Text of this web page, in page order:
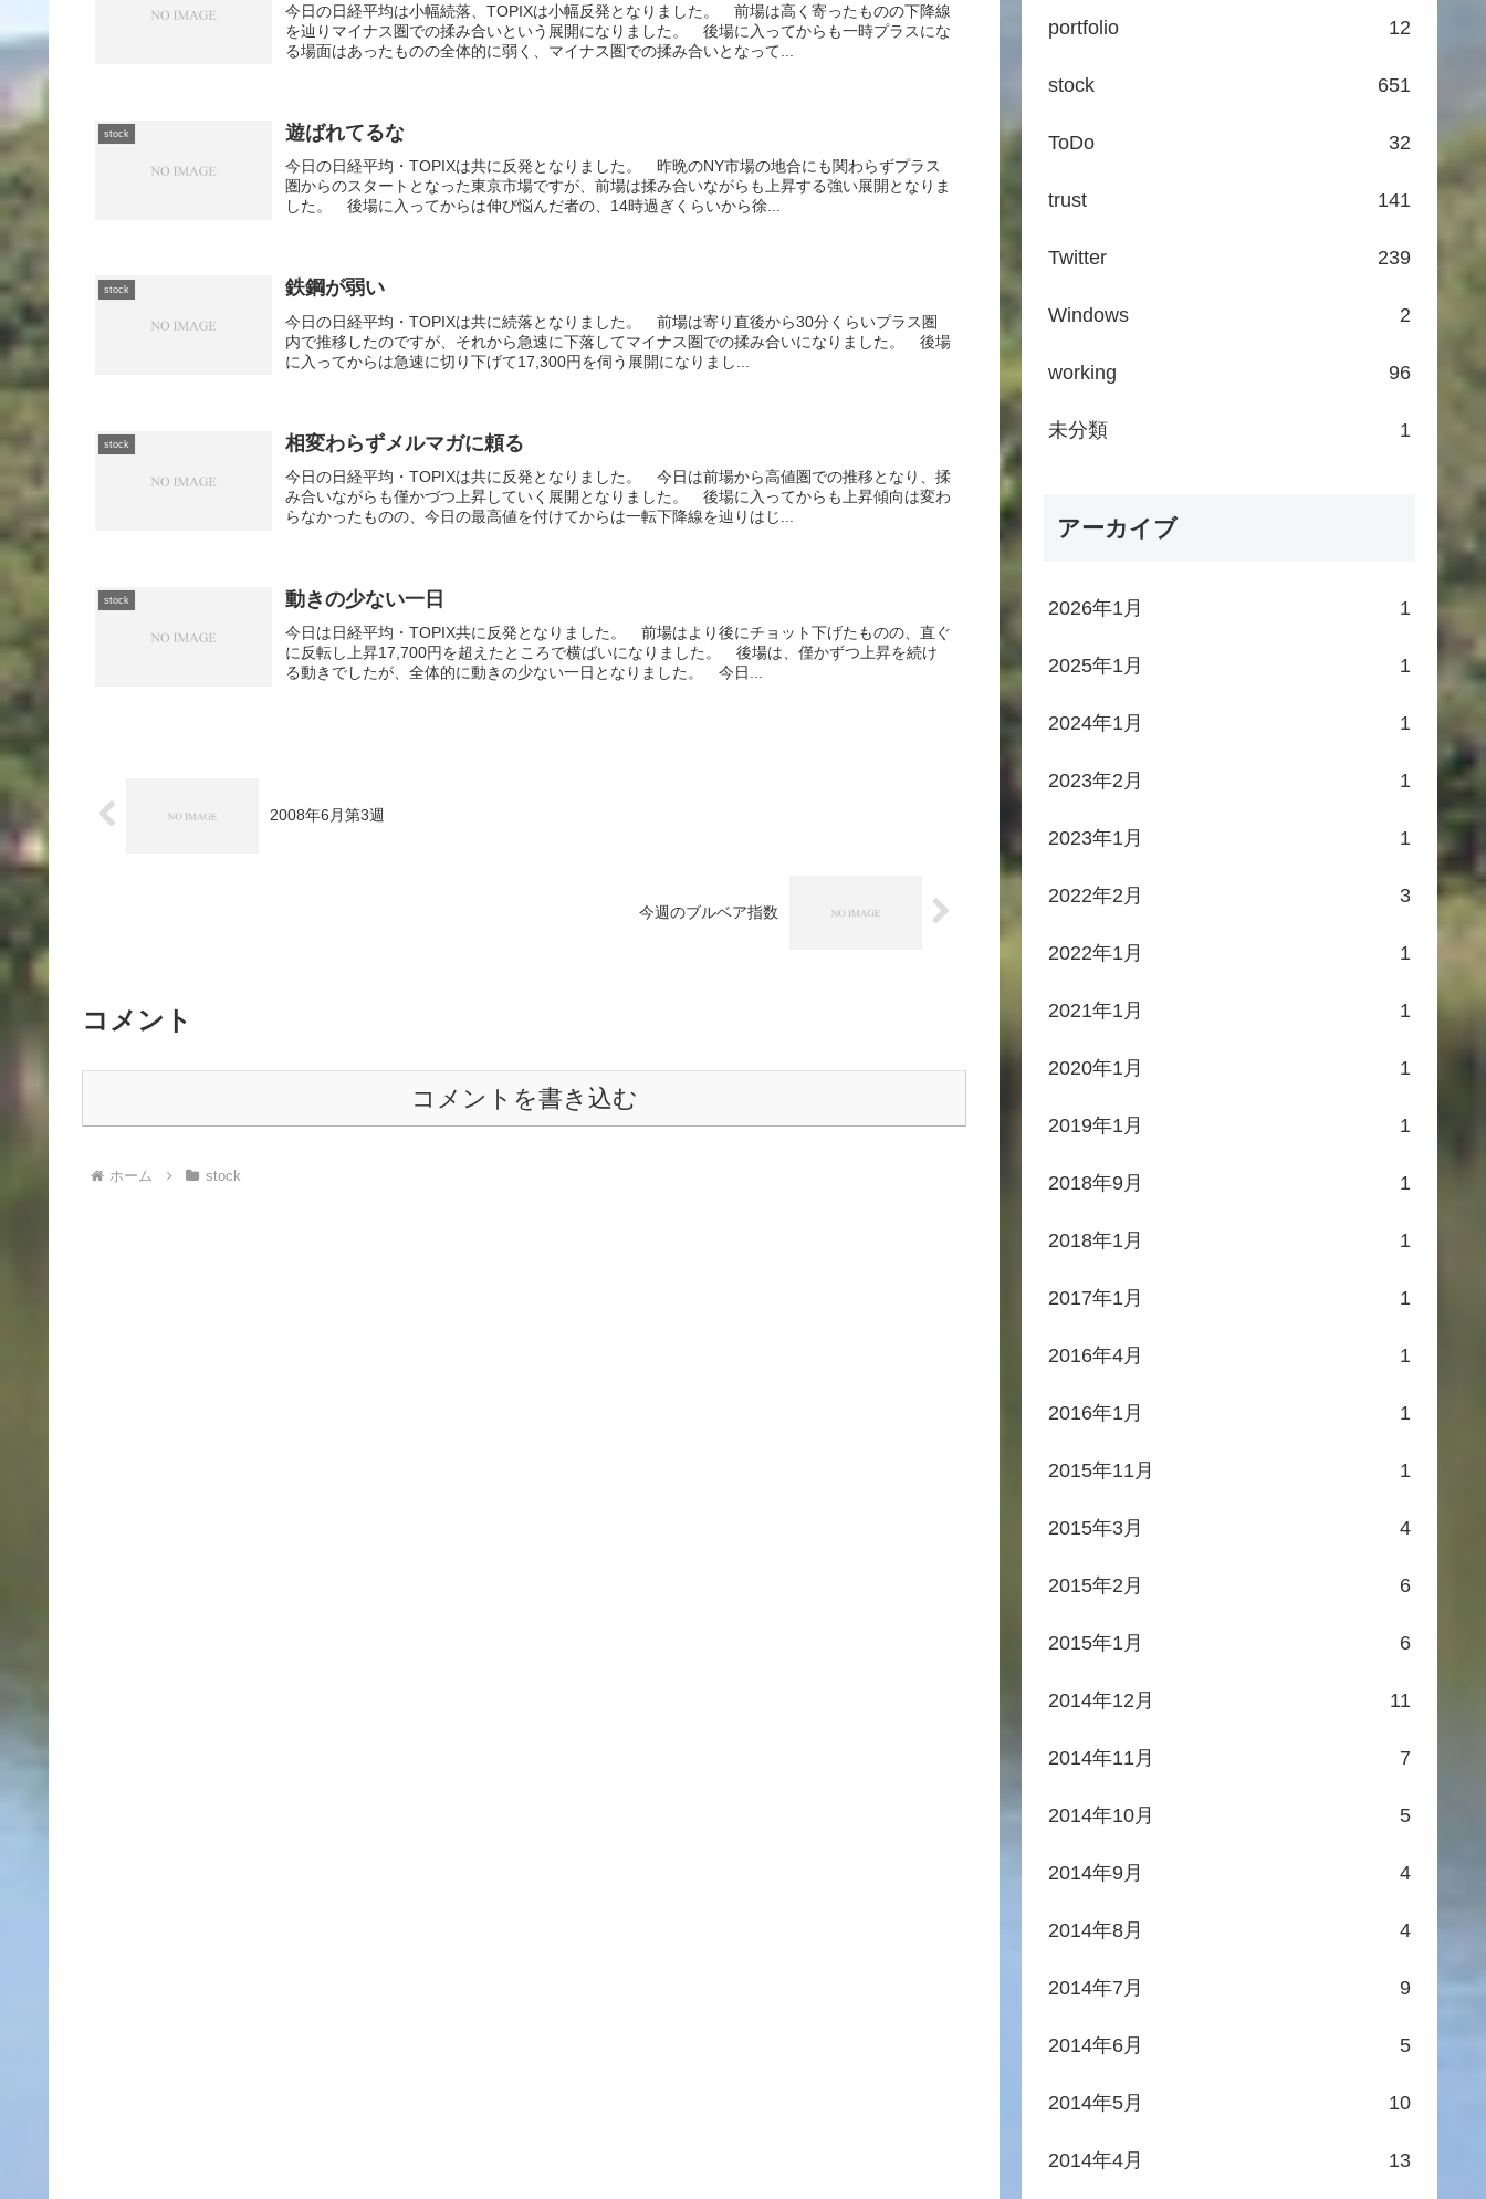
今日の日経平均は小幅続落、TOPIXは小幅反発となりました。 前場は高く寄ったものの下降線
を辿りマイナス圏での揉み合いという展開になりました。 後場に入ってからも一時プラスにな
る場面はあったものの全体的に弱く、マイナス圏での揉み合いとなって...
stock 遊ばれてるな
今日の日経平均・TOPIXは共に反発となりました。 昨晩のNY市場の地合にも関わらずプラス
圏からのスタートとなった東京市場ですが、前場は揉み合いながらも上昇する強い展開となりま
した。 後場に入ってからは伸び悩んだ者の、14時過ぎくらいから徐...
stock 鉄鋼が弱い
今日の日経平均・TOPIXは共に続落となりました。 前場は寄り直後から30分くらいプラス圏
内で推移したのですが、それから急速に下落してマイナス圏での揉み合いになりました。 後場
に入ってからは急速に切り下げて17,300円を伺う展開になりまし...
stock 相変わらずメルマガに頼る
今日の日経平均・TOPIXは共に反発となりました。 今日は前場から高値圏での推移となり、揉
み合いながらも僅かづつ上昇していく展開となりました。 後場に入ってからも上昇傾向は変わ
らなかったものの、今日の最高値を付けてからは一転下降線を辿りはじ...
stock 動きの少ない一日
今日は日経平均・TOPIX共に反発となりました。 前場はより後にチョット下げたものの、直ぐ
に反転し上昇17,700円を超えたところで横ばいになりました。 後場は、僅かずつ上昇を続け
る動きでしたが、全体的に動きの少ない一日となりました。 今日...
2008年6月第3週
今週のブルベア指数
コメント
コメントを書き込む
ホーム stock
portfolio 12
stock 651
ToDo 32
trust 141
Twitter 239
Windows 2
working 96
未分類 1
アーカイブ
2026年1月 1
2025年1月 1
2024年1月 1
2023年2月 1
2023年1月 1
2022年2月 3
2022年1月 1
2021年1月 1
2020年1月 1
2019年1月 1
2018年9月 1
2018年1月 1
2017年1月 1
2016年4月 1
2016年1月 1
2015年11月 1
2015年3月 4
2015年2月 6
2015年1月 6
2014年12月 11
2014年11月 7
2014年10月 5
2014年9月 4
2014年8月 4
2014年7月 9
2014年6月 5
2014年5月 10
2014年4月 13